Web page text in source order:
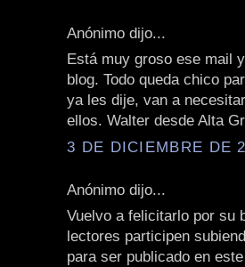
Anónimo dijo...
Está muy groso ese mail
blog. Todo queda chico
ya les dije, van a
ellos. Walter desde Alta
3 DE DICIEMBRE DE
Anónimo dijo...
Vuelvo a felicitarlo por su
lectores participen
para ser publicado en